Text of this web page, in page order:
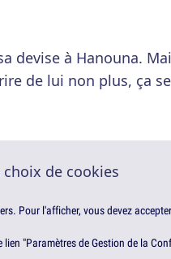
devise à Hanouna.
de lui non plus, ça
de cookies
Pour l'afficher, vous devez
"Paramètres de Gestion de la